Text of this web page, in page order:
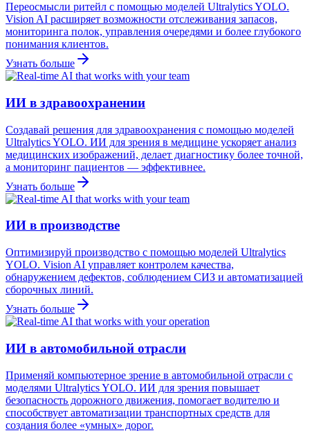
Переосмысли ритейл с помощью моделей Ultralytics YOLO.
Vision AI расширяет возможности отслеживания запасов,
мониторинга полок, управления очередями и более глубокого
понимания клиентов.
Узнать больше
ИИ в здравоохранении
Создавай решения для здравоохранения с помощью моделей
Ultralytics YOLO. ИИ для зрения в медицине ускоряет анализ
медицинских изображений, делает диагностику более точной,
а мониторинг пациентов — эффективнее.
Узнать больше
ИИ в производстве
Оптимизируй производство с помощью моделей Ultralytics
YOLO. Vision AI управляет контролем качества,
обнаружением дефектов, соблюдением СИЗ и автоматизацией
сборочных линий.
Узнать больше
ИИ в автомобильной отрасли
Применяй компьютерное зрение в автомобильной отрасли с
моделями Ultralytics YOLO. ИИ для зрения повышает
безопасность дорожного движения, помогает водителю и
способствует автоматизации транспортных средств для
создания более «умных» дорог.